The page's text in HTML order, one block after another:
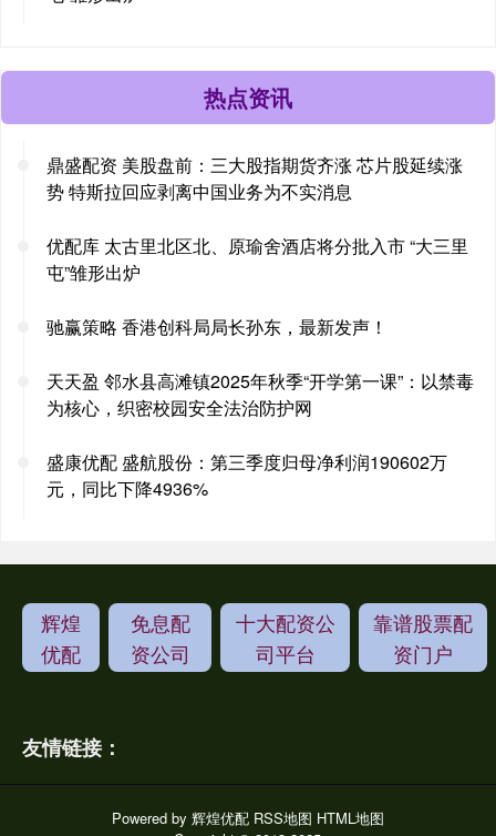
热点资讯
鼎盛配资 美股盘前：三大股指期货齐涨 芯片股延续涨
势 特斯拉回应剥离中国业务为不实消息
优配库 太古里北区北、原瑜舍酒店将分批入市 “大三里
屯”雏形出炉
驰赢策略 香港创科局局长孙东，最新发声！
天天盈 邻水县高滩镇2025年秋季“开学第一课”：以禁毒
为核心，织密校园安全法治防护网
盛康优配 盛航股份：第三季度归母净利润190602万
元，同比下降4936%
辉煌
优配
免息配
资公司
十大配资公
司平台
靠谱股票配
资门户
友情链接：
Powered by 辉煌优配 RSS地图 HTML地图